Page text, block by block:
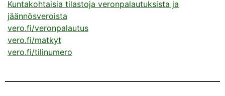
Kuntakohtaisia tilastoja veronpalautuksista ja
jäännösveroista
vero.fi/veronpalautus
vero.fi/matkyt
vero.fi/tilinumero